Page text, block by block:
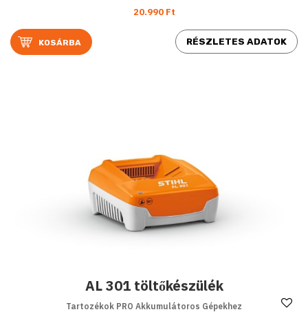
20.990 Ft
RÉSZLETES ADATOK
AL 301 töltőkészülék
Tartozékok PRO Akkumulátoros Gépekhez